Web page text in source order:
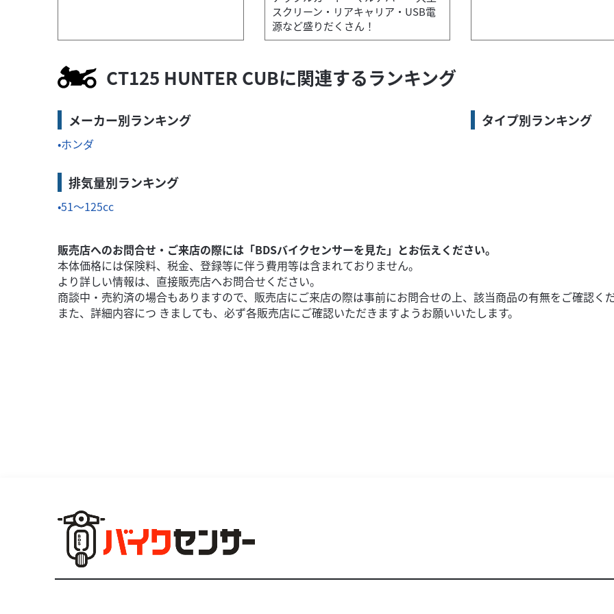
バイク館前橋店
SEROW 250
本体価格:69.99
スクリーン・リアキャリア・USB電
源など盛りだくさん！
CT125 HUNTER CUBに関連するランキング
メーカー別ランキング
ホンダ
タイプ別ランキング
排気量別ランキング
51～125cc
販売店へのお問合せ・ご来店の際には「BDSバイクセンサーを見た」とお伝えください。
本体価格には保険料、税金、登録等に伴う費用等は含まれておりません。
より詳しい情報は、直接販売店へお問合せください。
商談中・売約済の場合もありますので、販売店にご来店の際は事前にお問合せの上、該当商品の有無をご確認くだ
また、詳細内容につ きましても、必ず各販売店にご確認いただきますようお願いいたします。